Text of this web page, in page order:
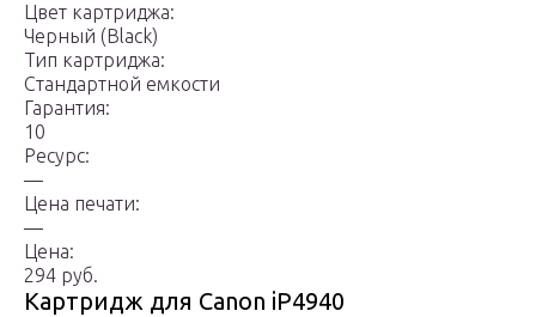
Цвет картриджа:
Черный (Black)
Тип картриджа:
Стандартной емкости
Гарантия:
10
Ресурс:
—
Цена печати:
—
Цена:
294 руб.
Картридж для Canon iP4940